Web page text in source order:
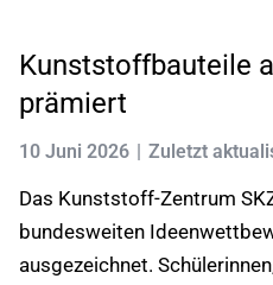
Kunststoffbauteile
prämiert
10 Juni 2026 Zuletzt
Das Kunststoff-Zentrum
bundesweiten
ausgezeichnet.